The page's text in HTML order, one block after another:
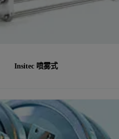
Insitec 喷雾式